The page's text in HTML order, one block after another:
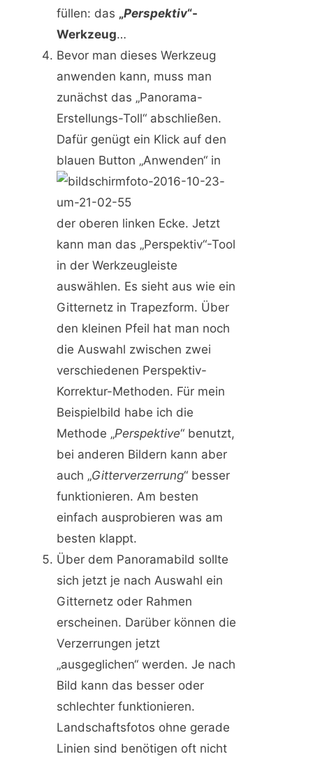
füllen: das „Perspektiv“-
Werkzeug…
Bevor man dieses Werkzeug
anwenden kann, muss man
zunächst das „Panorama-
Erstellungs-Toll“ abschließen.
Dafür genügt ein Klick auf den
blauen Button „Anwenden“ in
der oberen linken Ecke. Jetzt
kann man das „Perspektiv“-Tool
in der Werkzeugleiste
auswählen. Es sieht aus wie ein
Gitternetz in Trapezform. Über
den kleinen Pfeil hat man noch
die Auswahl zwischen zwei
verschiedenen Perspektiv-
Korrektur-Methoden. Für mein
Beispielbild habe ich die
Methode „Perspektive“ benutzt,
bei anderen Bildern kann aber
auch „Gitterverzerrung“ besser
funktionieren. Am besten
einfach ausprobieren was am
besten klappt.
Über dem Panoramabild sollte
sich jetzt je nach Auswahl ein
Gitternetz oder Rahmen
erscheinen. Darüber können die
Verzerrungen jetzt
„ausgeglichen“ werden. Je nach
Bild kann das besser oder
schlechter funktionieren.
Landschaftsfotos ohne gerade
Linien sind benötigen oft nicht